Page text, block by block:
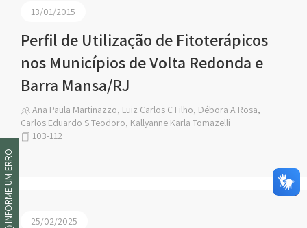
13/01/2015
Perfil de Utilização de Fitoterápicos
nos Municípios de Volta Redonda e
Barra Mansa/RJ
Ana Paula Martinazzo, Luiz Carlos C Filho, Débora A Rosa,
Carlos Eduardo S Teodoro, Kallyanne Karla Tomazelli
103-112
25/02/2025
INFORME UM ERRO